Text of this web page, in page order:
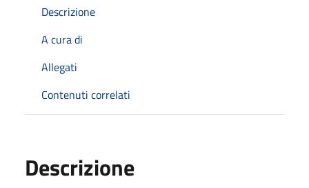
Descrizione
A cura di
Allegati
Contenuti correlati
Descrizione